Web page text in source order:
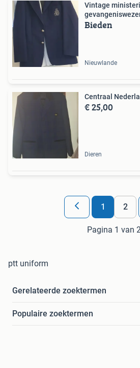
Vintage
Bieden
Nieuwlande
Centraal
€ 25,00
Dieren
1 2
Pagina 1 van 2
ptt uniform
Gerelateerde zoektermen
Populaire zoektermen